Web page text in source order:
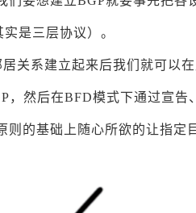
是三层协议）。
关系建立起来后我们就可以
，然后在BFD模式下通过宣告
则的基础上随心所欲的让指